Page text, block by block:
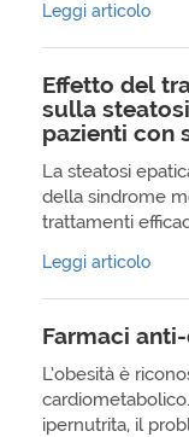
Leggi articolo
Effetto del
sulla
pazienti con
La steatosi
della sindrome
trattamenti
Leggi articolo
Farmaci
L’obesità è
ipernutrita, il